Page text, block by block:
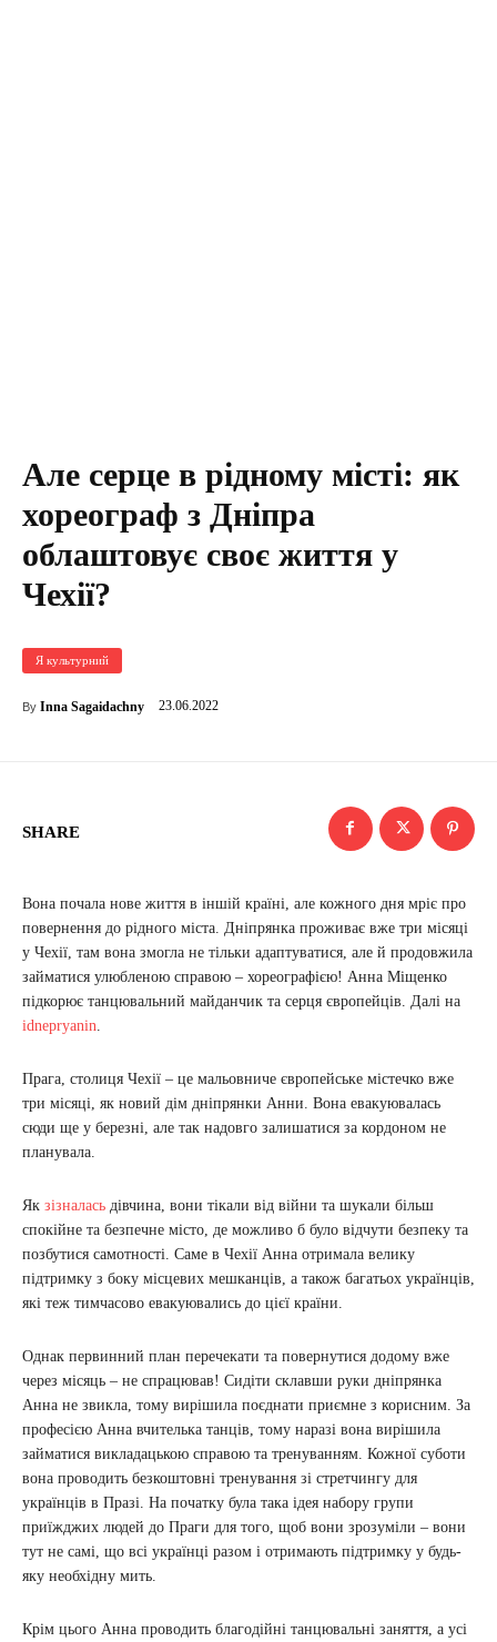
Але серце в рідному місті: як
хореограф з Дніпра
облаштовує своє життя у
Чехії?
Я культурний
By Inna Sagaidachny 23.06.2022
SHARE
Вона почала нове життя в іншій країні, але кожного дня мріє про
повернення до рідного міста. Дніпрянка проживає вже три місяці
у Чехії, там вона змогла не тільки адаптуватися, але й продовжила
займатися улюбленою справою – хореографією! Анна Міщенко
підкорює танцювальний майданчик та серця європейців. Далі на
idnepryanin
Прага, столиця Чехії – це мальовниче європейське містечко вже
три місяці, як новий дім дніпрянки Анни. Вона евакуювалась
сюди ще у березні, але так надовго залишатися за кордоном не
планувала.
Як зізналась дівчина, вони тікали від війни та шукали більш
спокійне та безпечне місто, де можливо б було відчути безпеку та
позбутися самотності. Саме в Чехії Анна отримала велику
підтримку з боку місцевих мешканців, а також багатьох українців,
які теж тимчасово евакуювались до цієї країни.
Однак первинний план перечекати та повернутися додому вже
через місяць – не спрацював! Сидіти склавши руки дніпрянка
Анна не звикла, тому вирішила поєднати приємне з корисним. За
професією Анна вчителька танців, тому наразі вона вирішила
займатися викладацькою справою та тренуванням. Кожної суботи
вона проводить безкоштовні тренування зі стретчингу для
українців в Празі. На початку була така ідея набору групи
приїжджих людей до Праги для того, щоб вони зрозуміли – вони
тут не самі, що всі українці разом і отримають підтримку у будь-
яку необхідну мить.
Крім цього Анна проводить благодійні танцювальні заняття, а усі